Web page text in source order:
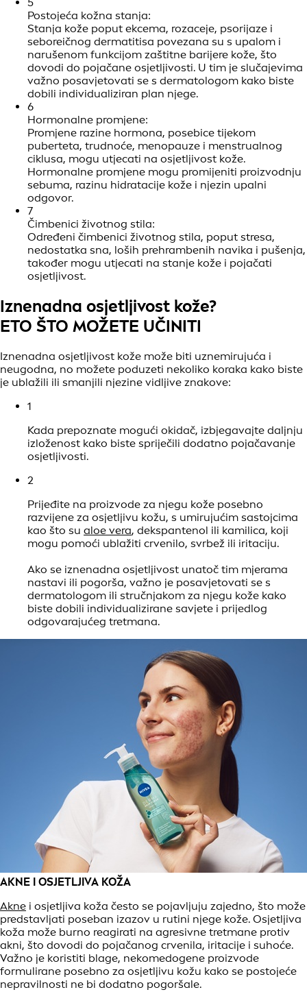
5
Postojeća kožna stanja:
Stanja kože poput ekcema, rozaceje, psorijaze i
seboreičnog dermatitisa povezana su s upalom i
narušenom funkcijom zaštitne barijere kože, što
dovodi do pojačane osjetljivosti. U tim je slučajevima
važno posavjetovati se s dermatologom kako biste
dobili individualiziran plan njege.
6
Hormonalne promjene:
Promjene razine hormona, posebice tijekom
puberteta, trudnoće, menopauze i menstrualnog
ciklusa, mogu utjecati na osjetljivost kože.
Hormonalne promjene mogu promijeniti proizvodnju
sebuma, razinu hidratacije kože i njezin upalni
odgovor.
7
Čimbenici životnog stila:
Određeni čimbenici životnog stila, poput stresa,
nedostatka sna, loših prehrambenih navika i pušenja,
također mogu utjecati na stanje kože i pojačati
osjetljivost.
Iznenadna osjetljivost kože?
ETO ŠTO MOŽETE UČINITI
Iznenadna osjetljivost kože može biti uznemirujuća i
neugodna, no možete poduzeti nekoliko koraka kako biste
je ublažili ili smanjili njezine vidljive znakove:
1
Kada prepoznate mogući okidač, izbjegavajte daljnju
izloženost kako biste spriječili dodatno pojačavanje
osjetljivosti.
2
Prijeđite na proizvode za njegu kože posebno
razvijene za osjetljivu kožu, s umirujućim sastojcima
kao što su aloe vera, dekspantenol ili kamilica, koji
mogu pomoći ublažiti crvenilo, svrbež ili iritaciju.
Ako se iznenadna osjetljivost unatoč tim mjerama
nastavi ili pogorša, važno je posavjetovati se s
dermatologom ili stručnjakom za njegu kože kako
biste dobili individualizirane savjete i prijedlog
odgovarajućeg tretmana.
AKNE I OSJETLJIVA KOŽA
Akne i osjetljiva koža često se pojavljuju zajedno, što može
predstavljati poseban izazov u rutini njege kože. Osjetljiva
koža može burno reagirati na agresivne tretmane protiv
akni, što dovodi do pojačanog crvenila, iritacije i suhoće.
Važno je koristiti blage, nekomedogene proizvode
formulirane posebno za osjetljivu kožu kako se postojeće
nepravilnosti ne bi dodatno pogoršale.